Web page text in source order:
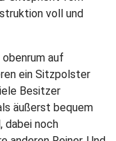
voll und
auf
ein Sitzpolster
Besitzer
äußerst bequem
dabei noch